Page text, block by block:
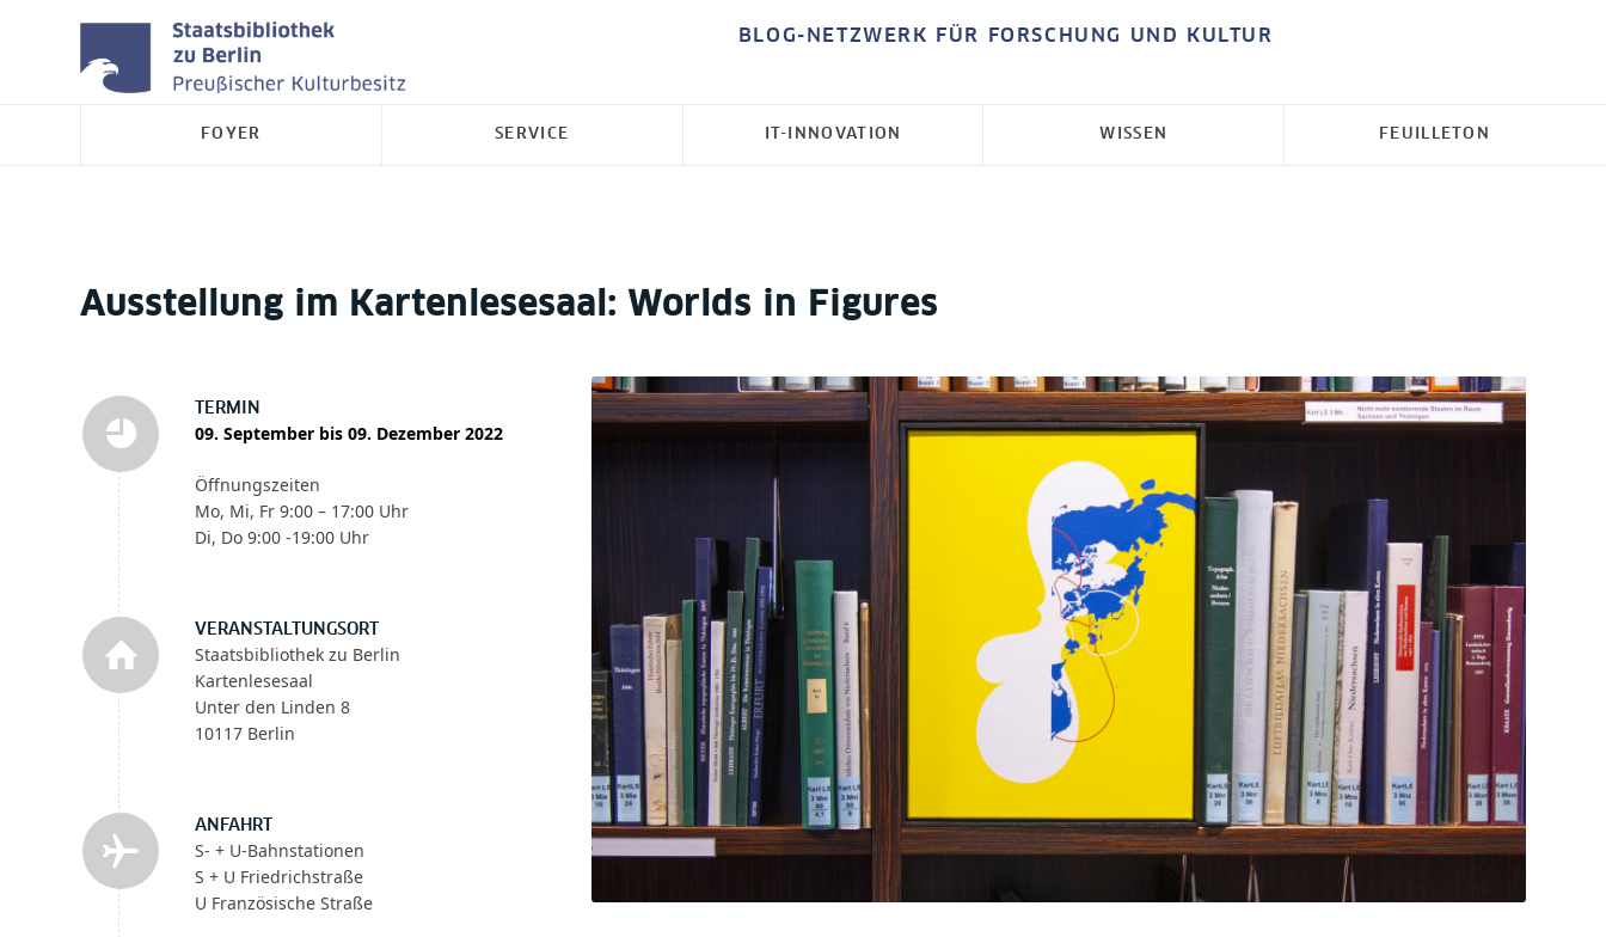
BLOG-NETZWERK FÜR FORSCHUNG UND KULTUR
FOYER SERVICE IT-INNOVATION WISSEN FEUILLETON
Ausstellung im Kartenlesesaal: Worlds in Figures
TERMIN
09. September bis 09. Dezember 2022
Öffnungszeiten
Mo, Mi, Fr 9:00 – 17:00 Uhr
Di, Do 9:00 -19:00 Uhr
VERANSTALTUNGSORT
Staatsbibliothek zu Berlin
Kartenlesesaal
Unter den Linden 8
10117 Berlin
ANFAHRT
S- + U-Bahnstationen
S + U Friedrichstraße
U Französische Straße